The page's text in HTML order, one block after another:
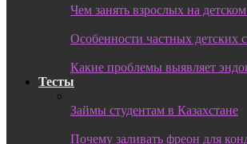
Чем занять взрослых на
Особенности частных детских
Какие проблемы выявляет
Тесты
Займы студентам в Казахстане
Почему заливать фреон для